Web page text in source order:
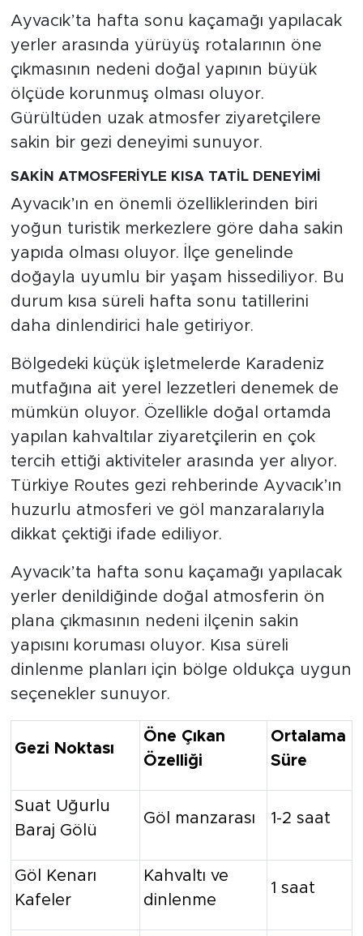
Ayvacık’ta hafta sonu kaçamağı yapılacak
yerler arasında yürüyüş rotalarının öne
çıkmasının nedeni doğal yapının büyük
ölçüde korunmuş olması oluyor.
Gürültüden uzak atmosfer ziyaretçilere
sakin bir gezi deneyimi sunuyor.
SAKİN ATMOSFERİYLE KISA TATİL DENEYİMİ
Ayvacık’ın en önemli özelliklerinden biri
yoğun turistik merkezlere göre daha sakin
yapıda olması oluyor. İlçe genelinde
doğayla uyumlu bir yaşam hissediliyor. Bu
durum kısa süreli hafta sonu tatillerini
daha dinlendirici hale getiriyor.
Bölgedeki küçük işletmelerde Karadeniz
mutfağına ait yerel lezzetleri denemek de
mümkün oluyor. Özellikle doğal ortamda
yapılan kahvaltılar ziyaretçilerin en çok
tercih ettiği aktiviteler arasında yer alıyor.
Türkiye Routes gezi rehberinde Ayvacık’ın
huzurlu atmosferi ve göl manzaralarıyla
dikkat çektiği ifade ediliyor.
Ayvacık’ta hafta sonu kaçamağı yapılacak
yerler denildiğinde doğal atmosferin ön
plana çıkmasının nedeni ilçenin sakin
yapısını koruması oluyor. Kısa süreli
dinlenme planları için bölge oldukça uygun
seçenekler sunuyor.
Gezi Noktası
Öne Çıkan
Özelliği
Ortalama
Süre
Suat Uğurlu
Baraj Gölü
Göl manzarası 1-2 saat
Göl Kenarı
Kafeler
Kahvaltı ve
dinlenme
1 saat